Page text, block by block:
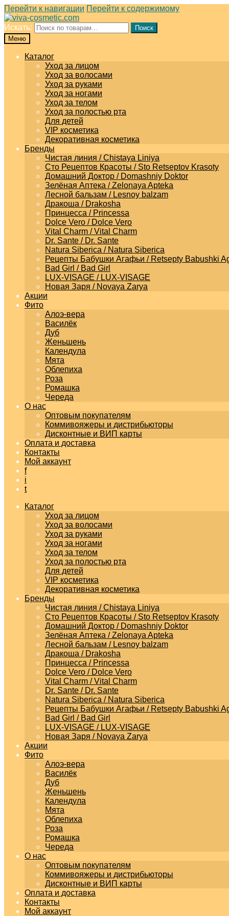
Перейти к навигации Перейти к содержимому
Искать:
Поиск
Меню
Каталог
Уход за лицом
Уход за волосами
Уход за руками
Уход за ногами
Уход за телом
Уход за полостью рта
Для детей
VIP косметика
Декоративная косметика
Бренды
Чистая линия / Chistaya Liniya
Сто Рецептов Красоты / Sto Retseptov Krasoty
Домашний Доктор / Domashniy Doktor
Зелёная Аптека / Zelonaya Apteka
Лесной бальзам / Lesnoy balzam
Дракоша / Drakosha
Принцесса / Princessa
Dolce Vero / Dolce Vero
Vital Charm / Vital Charm
Dr. Sante / Dr. Sante
Natura Siberica / Natura Siberica
Рецепты Бабушки Агафьи / Retsepty Babushki
Bad Girl / Bad Girl
LUX-VISAGE / LUX-VISAGE
Новая Заря / Novaya Zarya
Акции
Фито
Алоэ-вера
Василёк
Дуб
Женьшень
Календула
Мята
Облепиха
Роза
Ромашка
Череда
О нас
Оптовым покупателям
Коммивояжеры и дистрибьюторы
Дисконтные и ВИП карты
Оплата и доставка
Контакты
Мой аккаунт
f
i
t
Каталог
Уход за лицом
Уход за волосами
Уход за руками
Уход за ногами
Уход за телом
Уход за полостью рта
Для детей
VIP косметика
Декоративная косметика
Бренды
Чистая линия / Chistaya Liniya
Сто Рецептов Красоты / Sto Retseptov Krasoty
Домашний Доктор / Domashniy Doktor
Зелёная Аптека / Zelonaya Apteka
Лесной бальзам / Lesnoy balzam
Дракоша / Drakosha
Принцесса / Princessa
Dolce Vero / Dolce Vero
Vital Charm / Vital Charm
Dr. Sante / Dr. Sante
Natura Siberica / Natura Siberica
Рецепты Бабушки Агафьи / Retsepty Babushki
Bad Girl / Bad Girl
LUX-VISAGE / LUX-VISAGE
Новая Заря / Novaya Zarya
Акции
Фито
Алоэ-вера
Василёк
Дуб
Женьшень
Календула
Мята
Облепиха
Роза
Ромашка
Череда
О нас
Оптовым покупателям
Коммивояжеры и дистрибьюторы
Дисконтные и ВИП карты
Оплата и доставка
Контакты
Мой аккаунт